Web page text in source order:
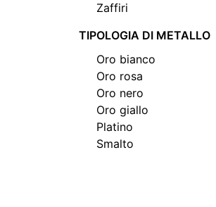
Zaffiri
TIPOLOGIA DI METALLO
Oro bianco
Oro rosa
Oro nero
Oro giallo
Platino
Smalto